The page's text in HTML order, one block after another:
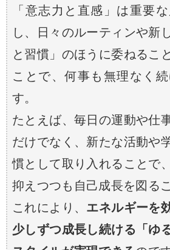
「意志力と直感」は重要
し、日々のルーティンや新
と習慣」のほうに委ねるこ
ことで、何事も無理なく
す。
たとえば、毎日の運動や仕
だけでなく、新たな活動や
慣として取り入れることで
抑えつつも自己成長を図る
これにより、 エネルギーを
少しずつ成長し続ける「ゆ